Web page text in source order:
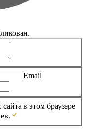
Email
в этом браузере